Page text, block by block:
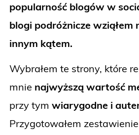
popularność blogów w
blogi podróżnicze wziąłem
innym kątem.
Wybrałem te strony, które
mnie najwyższą wartość
przy tym wiarygodne i
Przygotowałem